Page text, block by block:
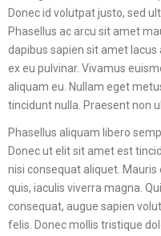
Donec id volutpat justo, sed
Phasellus ac arcu sit amet
dapibus sapien sit amet
ex eu pulvinar. Vivamus
aliquam eu. Nullam eget
tincidunt nulla. Praesent non
Phasellus aliquam libero
Donec ut elit sit amet est
nisi consequat aliquet.
quis, iaculis viverra magna.
consequat, augue sapien
felis. Donec mollis tristique